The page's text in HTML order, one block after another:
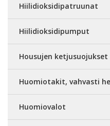
Hiilidioksidipatruunat
Hiilidioksidipumput
Housujen ketjusuojukset
Huomiotakit, vahvasti
Huomiovalot